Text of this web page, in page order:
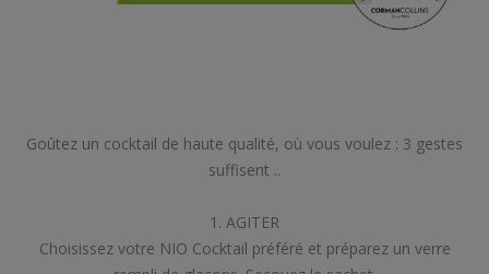
Goûtez un cocktail de haute qualité, où vous voulez : 3 gestes
suffisent ..
1. AGITER
Choisissez votre NIO Cocktail préféré et préparez un verre